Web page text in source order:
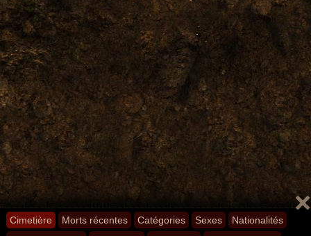
Cimetière Morts récentes Catégories Sexes
Nationalités